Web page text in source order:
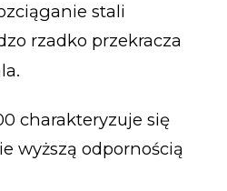
stali
rzadko przekracza
charakteryzuje się
wyższą odpornością